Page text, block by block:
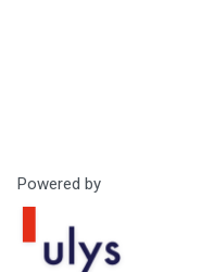
Powered by